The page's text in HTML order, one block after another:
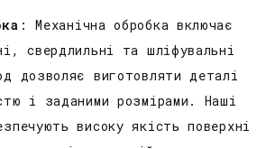
: Механічна обробка включає
свердлильні та шліфувальні
дозволяє виготовляти деталі
і заданими розмірами. Наші
високу якість поверхні